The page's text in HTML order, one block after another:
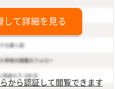
して詳細を見る
から認証して閲覧できます